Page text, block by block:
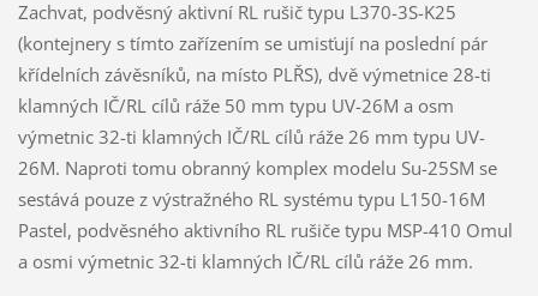
Zachvat, podvěsný aktivní RL rušič typu L370-3S-K25
(kontejnery s tímto zařízením se umisťují na poslední pár
křídelních závěsníků, na místo PLŘS), dvě výmetnice 28-ti
klamných IČ/RL cílů ráže 50 mm typu UV-26M a osm
výmetnic 32-ti klamných IČ/RL cílů ráže 26 mm typu UV-
26M. Naproti tomu obranný komplex modelu Su-25SM se
sestává pouze z výstražného RL systému typu L150-16M
Pastel, podvěsného aktivního RL rušiče typu MSP-410 Omul
a osmi výmetnic 32-ti klamných IČ/RL cílů ráže 26 mm.